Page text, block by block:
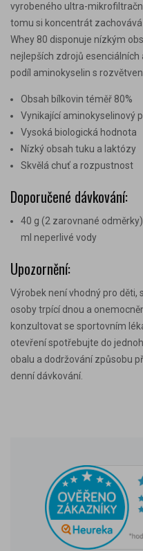
vyrobeného ultra-
tomu si koncentrát
Whey 80 disponuje nízkým
nejlepších zdrojů
podíl aminokyselin s
Obsah bílkovin téměř 80%
Vynikající aminokyselinový
Vysoká biologická hodnota
Nízký obsah tuku a laktózy
Skvělá chuť a rozpustnost
Doporučené dávkování:
40 g (2 zarovnané
ml neperlivé vody
Upozornění:
Výrobek není vhodný pro děti,
osoby trpící dnou a
konzultovat se sportovním
otevření spotřebujte do
obalu a dodržování způsobu
denní dávkování.